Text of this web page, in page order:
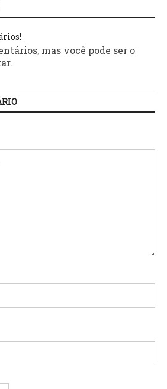
mas você pode ser o